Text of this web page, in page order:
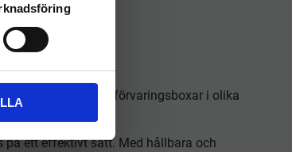
erbjuder praktiska förvaringsboxar i olika
på ett effektivt sätt. Med hållbara och